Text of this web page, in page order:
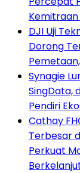
DJI Uji
Dorong
Synagie
SingData,
Pendiri
Cathay
Terbesar
Perkuat